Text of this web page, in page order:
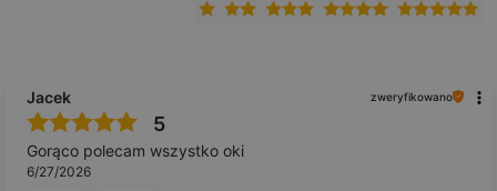
Jacek zweryfikowano
5
Gorąco polecam wszystko oki
6/27/2026